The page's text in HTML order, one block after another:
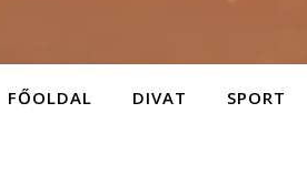
FŐOLDAL DIVAT SPORT